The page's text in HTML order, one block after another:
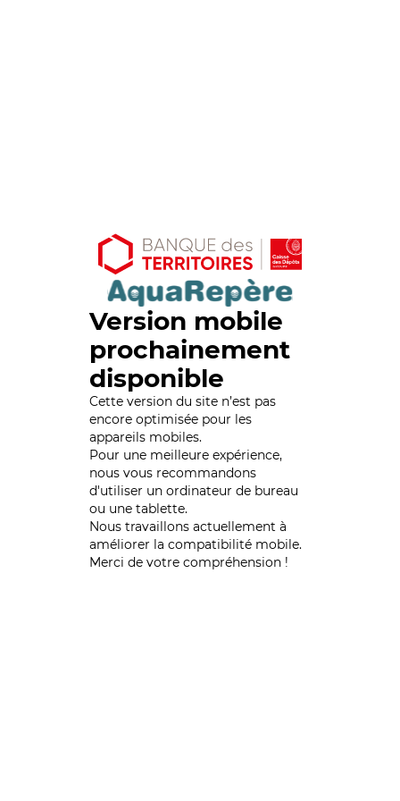
Version mobile
prochainement
disponible
Cette version du site n’est pas
encore optimisée pour les
appareils mobiles.
Pour une meilleure expérience,
nous vous recommandons
d'utiliser un ordinateur de bureau
ou une tablette.
Nous travaillons actuellement à
améliorer la compatibilité mobile.
Merci de votre compréhension !